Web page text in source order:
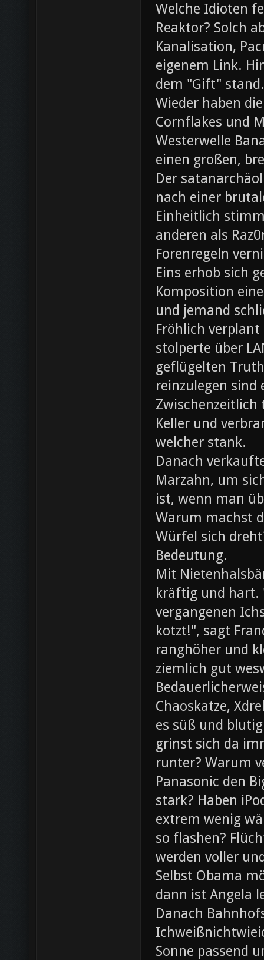
Welche Idioten
Reaktor? Solch
Kanalisation,
eigenem Link.
dem "Gift" stand.
Wieder haben
Cornflakes und
Westerwelle
einen großen,
Der
nach einer
Einheitlich
anderen als
Forenregeln
Eins erhob sich
Komposition
und jemand
Fröhlich
stolperte über
geflügelten
reinzulegen sind
Zwischenzeitlich
Keller und
welcher stank.
Danach
Marzahn, um
ist, wenn man
Warum machst
Würfel sich
Bedeutung.
Mit
kräftig und hart.
vergangenen
kotzt!", sagt
ranghöher und
ziemlich gut
Chaoskatze,
es süß und
grinst sich da
runter? Warum
Panasonic den
stark? Haben
extrem wenig
so flashen?
werden voller
Selbst Obama
dann ist Angela
Danach
Sonne passend